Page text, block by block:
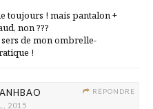
toujours ! mais pantalon +
non ???
de mon ombrelle-
!
RÉPONDRE
2015